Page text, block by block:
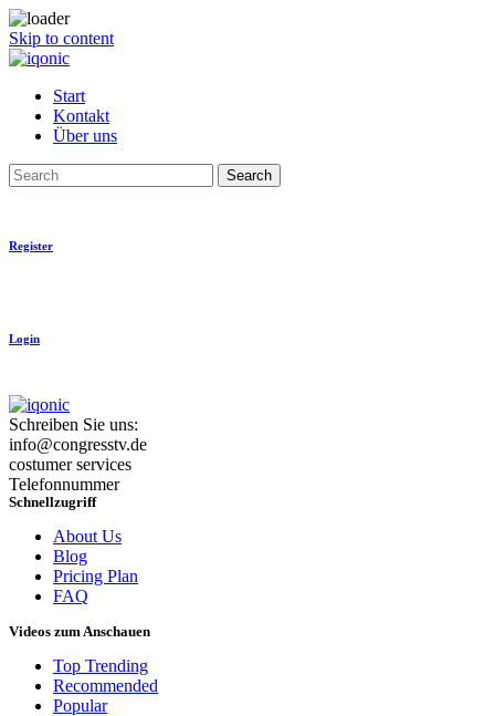
Skip to content
Start
Kontakt
Über uns
Search
Register
Login
Schreiben Sie uns:
info@congresstv.de
costumer services
Telefonnummer
Schnellzugriff
About Us
Blog
Pricing Plan
FAQ
Videos zum Anschauen
Top Trending
Recommended
Popular